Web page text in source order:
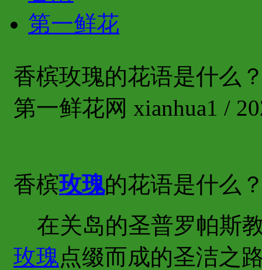
第一鲜花
香槟玫瑰的花语是什么
第一鲜花网 xianhua1 /
香槟玫瑰的花语是什么
在关岛的圣普罗帕斯
玫瑰点缀而成的圣洁之